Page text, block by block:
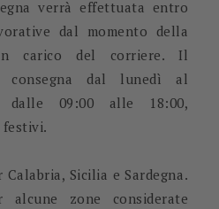
verrà effettuata entro
dal momento della
carico del corriere. Il
consegna dal lunedì al
dalle 09:00 alle 18:00,
festivi.
Calabria, Sicilia e Sardegna.
alcune zone considerate